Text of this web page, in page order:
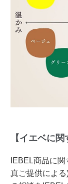
【イエベに
IEBEL商品に
真ご提供によ